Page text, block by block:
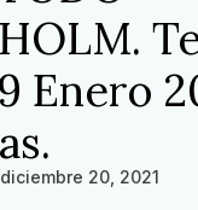
Enero
diciembre 20, 2021